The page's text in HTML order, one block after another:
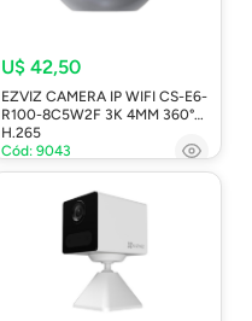
U$ 42,50
EZVIZ CAMERA IP WIFI CS-E6-
R100-8C5W2F 3K 4MM 360°
H.265
Cód: 9043